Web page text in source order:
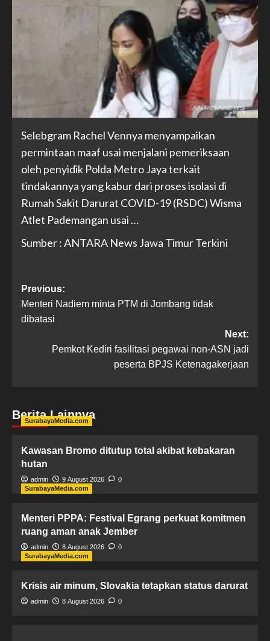
Selebgram Rachel Vennya menyampaikan
permintaan maaf usai menjalani pemeriksaan
oleh penyidik Polda Metro Jaya terkait
tindakannya yang kabur dari proses isolasi di
Rumah Sakit Darurat COVID-19 (RSDC) Wisma
Atlet Pademangan usai …
Sumber : ANTARA News Jawa Timur Terkini
Previous:
Menteri Nadiem minta PTM di Jombang tidak
dibatasi
Next:
Pemkot Kediri fasilitasi pegawai non-ASN jadi
peserta BPJS Ketenagakerjaan
Berita Lainnya
SurabayaMedia.com
Kawasan Bromo ditutup total akibat kebakaran
hutan
admin 9 August 2026
0
SurabayaMedia.com
Menteri PPPA: Festival Egrang perkuat komitmen
ruang aman anak Jember
admin 8 August 2026
0
SurabayaMedia.com
Krisis air minum, Slovakia tetapkan status darurat
admin 8 August 2026 0